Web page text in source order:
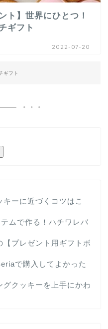
ト】世界にひとつ！
ギフト
2022-07-20
ギフト
ーに近づくコツはこ
ムで作る！ハチワレバ
プレゼント用ギフトボ
で購入してよかった
グクッキーを上手にかわ